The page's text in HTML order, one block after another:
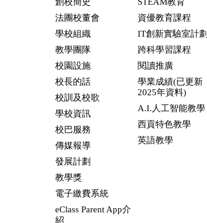
創校簡史
法團校董會
學校組織
教學團隊
校園設施
校長的話
校訓及校歌
學校資訊
校巴服務
傳媒報導
發展計劃
教學獎
電子繳費系統
eClass Parent App介
紹
STEAM教育
資優教育課程
IT創新實驗室計劃
跨科學習課程
閱讀推廣
學業成績(已更新
2025年資料)
A.I.人工智能教學
西貢特色教學
英語教學